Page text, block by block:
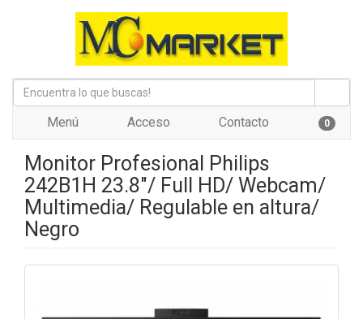
Menú Acceso Contacto 0
Monitor Profesional Philips
242B1H 23.8"/ Full HD/ Webcam/
Multimedia/ Regulable en altura/
Negro